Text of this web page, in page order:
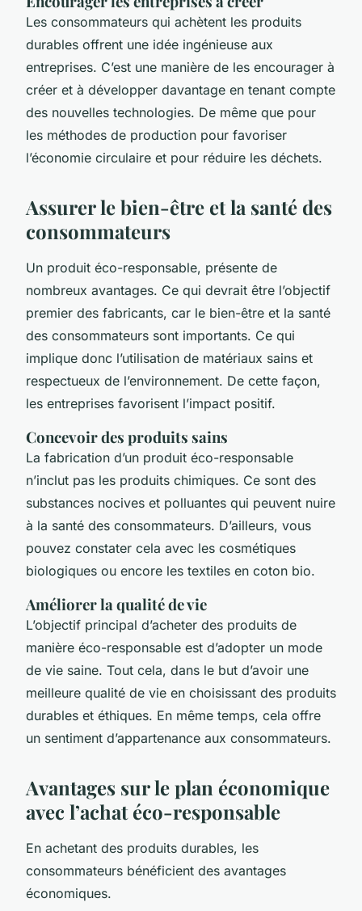
Les consommateurs qui achètent les produits
durables offrent une idée ingénieuse aux
entreprises. C’est une manière de les encourager à
créer et à développer davantage en tenant compte
des nouvelles technologies. De même que pour
les méthodes de production pour favoriser
l’économie circulaire et pour réduire les déchets.
Assurer le bien-être et la santé des
consommateurs
Un produit éco-responsable, présente de
nombreux avantages. Ce qui devrait être l’objectif
premier des fabricants, car le bien-être et la santé
des consommateurs sont importants. Ce qui
implique donc l’utilisation de matériaux sains et
respectueux de l’environnement. De cette façon,
les entreprises favorisent l’impact positif.
Concevoir des produits sains
La fabrication d’un produit éco-responsable
n’inclut pas les produits chimiques. Ce sont des
substances nocives et polluantes qui peuvent nuire
à la santé des consommateurs. D’ailleurs, vous
pouvez constater cela avec les cosmétiques
biologiques ou encore les textiles en coton bio.
Améliorer la qualité de vie
L’objectif principal d’acheter des produits de
manière éco-responsable est d’adopter un mode
de vie saine. Tout cela, dans le but d’avoir une
meilleure qualité de vie en choisissant des produits
durables et éthiques. En même temps, cela offre
un sentiment d’appartenance aux consommateurs.
Avantages sur le plan économique
avec l’achat éco-responsable
En achetant des produits durables, les
consommateurs bénéficient des avantages
économiques.